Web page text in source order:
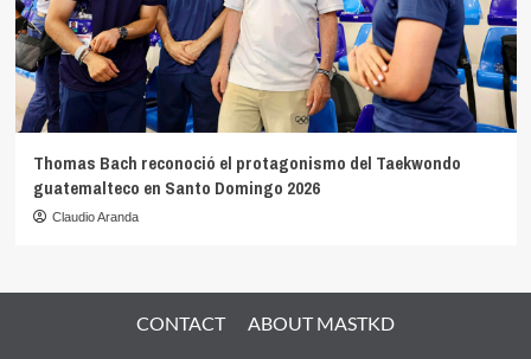
Thomas Bach reconoció el protagonismo del Taekwondo
guatemalteco en Santo Domingo 2026
Claudio Aranda
CONTACT ABOUT MASTKD